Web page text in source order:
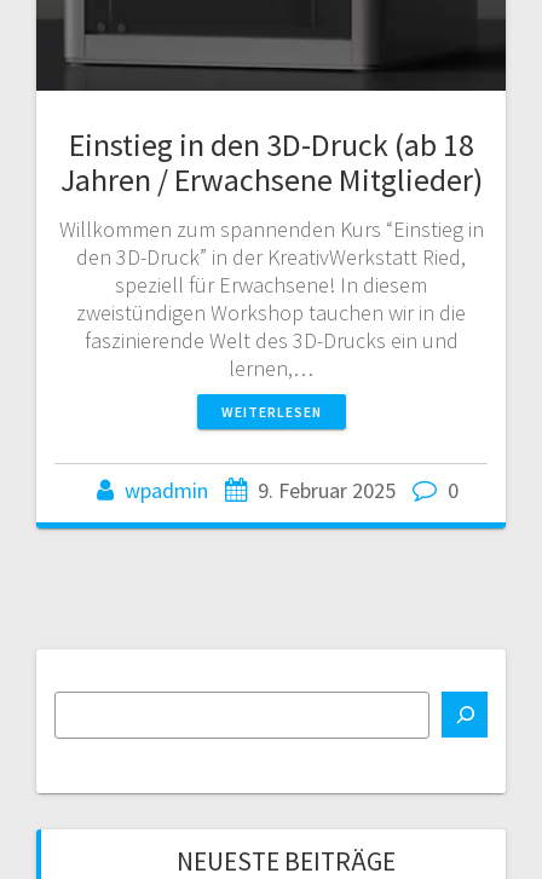
Einstieg in den 3D-Druck (ab 18
Jahren / Erwachsene Mitglieder)
Willkommen zum spannenden Kurs “Einstieg in
den 3D-Druck” in der KreativWerkstatt Ried,
speziell für Erwachsene! In diesem
zweistündigen Workshop tauchen wir in die
faszinierende Welt des 3D-Drucks ein und
lernen,…
WEITERLESEN
wpadmin 9. Februar 2025 0
NEUESTE BEITRÄGE